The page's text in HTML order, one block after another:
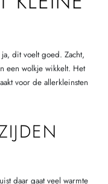
dit voelt goed. Zacht,
een wolkje wikkelt. Het
voor de allerkleinsten
daar gaat veel warmte